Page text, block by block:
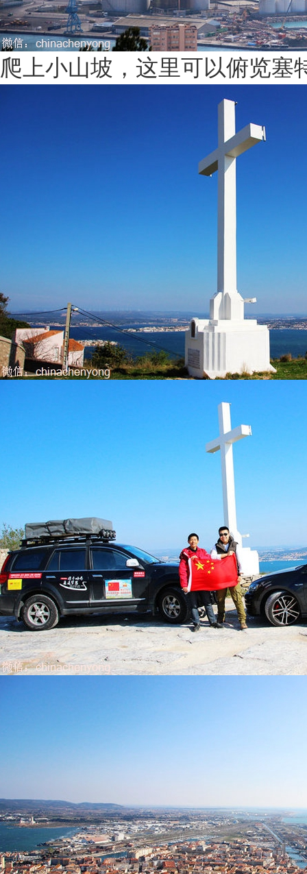
爬上小山坡，这里可以俯览塞